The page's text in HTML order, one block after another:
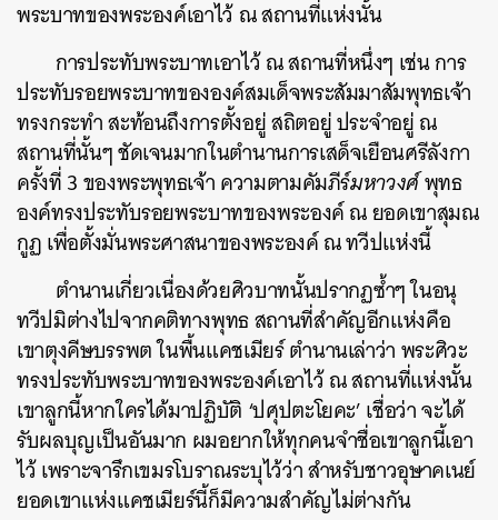
พระบาทของพระองค์เอาไว้ ณ สถานที่แห่งนั้น
การประทับพระบาทเอาไว้ ณ สถานที่หนึ่งๆ เช่น การ
ประทับรอยพระบาทขององค์สมเด็จพระสัมมาสัมพุทธเจ้า
ทรงกระทำ สะท้อนถึงการตั้งอยู่ สถิตอยู่ ประจำอยู่ ณ
สถานที่นั้นๆ ชัดเจนมากในตำนานการเสด็จเยือนศรีลังกา
ครั้งที่ 3 ของพระพุทธเจ้า ความตามคัมภีร์มหาวงศ์พุทธ
องค์ทรงประทับรอยพระบาทของพระองค์ ณ ยอดเขาสุมณ
กูฏ เพื่อตั้งมั่นพระศาสนาของพระองค์ ณ ทวีปแห่งนี้
ตำนานเกี่ยวเนื่องด้วยศิวบาทนั้นปรากฏซ้ำๆ ในอนุ
ทวีปมิต่างไปจากคติทางพุทธ สถานที่สำคัญอีกแห่งคือ
เขาตุงคีษบรรพต ในพื้นแคชเมียร์ ตำนานเล่าว่า พระศิวะ
ทรงประทับพระบาทของพระองค์เอาไว้ ณ สถานที่แห่งนั้น
เขาลูกนี้หากใครได้มาปฏิบัติ ‘ปศุปตะโยคะ’ เชื่อว่า จะได้
รับผลบุญเป็นอันมาก ผมอยากให้ทุกคนจำชื่อเขาลูกนี้เอา
ไว้ เพราะจารึกเขมรโบราณระบุไว้ว่า สำหรับชาวอุษาคเนย์
ยอดเขาแห่งแคชเมียร์นี้ก็มีความสำคัญไม่ต่างกัน